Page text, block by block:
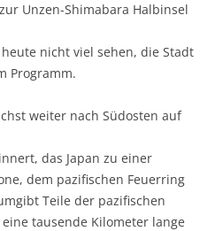
Unzen-Shimabara Halbinsel
nicht viel sehen, die Stadt
Programm.
weiter nach Südosten auf
das Japan zu einer
dem pazifischen Feuerring
Teile der pazifischen
tausende Kilometer lange